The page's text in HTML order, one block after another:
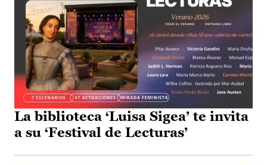
La biblioteca ‘Luisa Sigea’ te invita
a su ‘Festival de Lecturas’